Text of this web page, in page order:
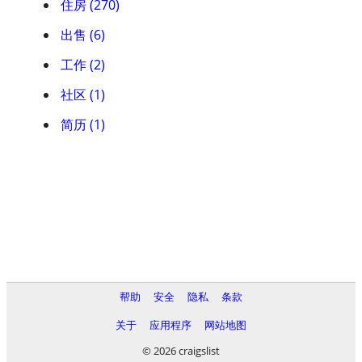
住房 (270)
出售 (6)
工作 (2)
社区 (1)
简历 (1)
帮助 安全 隐私
条款
关于
应用程序
网站地图
© 2026 craigslist